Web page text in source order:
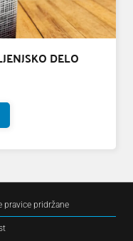
DELO
pravice pridržane